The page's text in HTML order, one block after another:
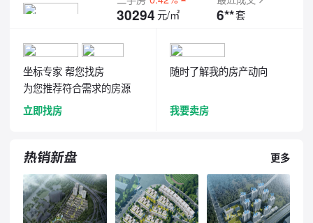
30294 元/㎡ 6**套
坐标专家 帮您找房
为您推荐符合需求的房源
立即找房
随时了解我的房产动向
我要卖房
更多